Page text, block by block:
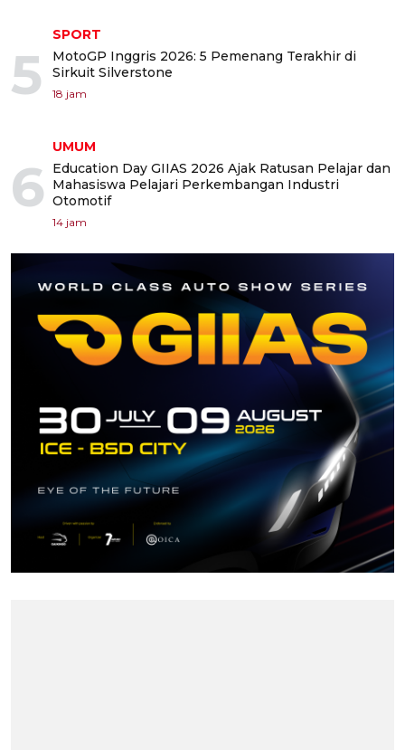
5
SPORT
MotoGP Inggris 2026: 5 Pemenang Terakhir di
Sirkuit Silverstone
18 jam
6
UMUM
Education Day GIIAS 2026 Ajak Ratusan Pelajar dan
Mahasiswa Pelajari Perkembangan Industri
Otomotif
14 jam